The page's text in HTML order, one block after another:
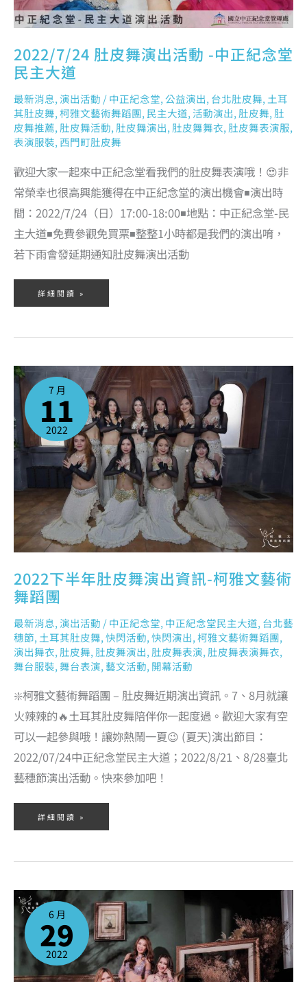
2022/7/24 肚皮舞演出活動 -中正紀念堂
民主大道
最新消息,演出活動 /中正紀念堂,公益演出, 台北肚皮舞, 土耳
其肚皮舞,柯雅文藝術舞蹈團, 民主大道,活動演出, 肚皮舞, 肚
皮舞推薦, 肚皮舞活動, 肚皮舞演出, 肚皮舞舞衣, 肚皮舞表演服,
表演服裝, 西門町肚皮舞
歡迎大家一起來中正紀念堂看我們的肚皮舞表演哦！😍非
常榮幸也很高興能獲得在中正紀念堂的演出機會◾演出時
間：2022/7/24（日）17:00-18:00◾地點：中正紀念堂-民
主大道◾免費參觀免買票◾整整1小時都是我們的演出唷，
若下雨會發延期通知肚皮舞演出活動
詳細閱讀 »
7 月
11
2022
2022下半年肚皮舞演出資訊-柯雅文藝術
舞蹈團
最新消息,演出活動 /中正紀念堂, 中正紀念堂民主大道, 台北藝
穗節, 土耳其肚皮舞,快閃活動,快閃演出,柯雅文藝術舞蹈團,
演出舞衣, 肚皮舞, 肚皮舞演出, 肚皮舞表演, 肚皮舞表演舞衣,
舞台服裝,舞台表演,藝文活動, 開幕活動
❇️柯雅文藝術舞蹈團 – 肚皮舞近期演出資訊。7、8月就讓
火辣辣的🔥土耳其肚皮舞陪伴你一起度過。歡迎大家有空
可以一起參與哦！讓妳熱鬧一夏😉 (夏天)演出節目：
2022/07/24中正紀念堂民主大道；2022/8/21、8/28臺北
藝穗節演出活動。快來參加吧！
2022
半
皮
舞
演
出
訊-
柯
雅
藝
團
詳細閱讀 »
6 月
29
2022
2022
年
6
肚
皮
舞
課
程，
實
+線